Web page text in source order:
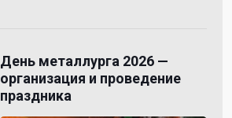
День металлурга 2026 —
организация и проведение
праздника